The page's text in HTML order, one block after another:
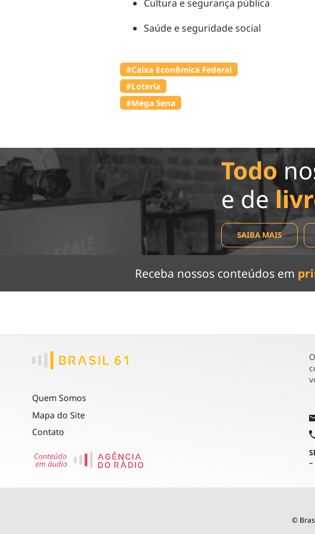
Cultura e segurança pública
Saúde e seguridade social
#Caixa Econômica Federal
#Loteria
#Mega Sena
Todo
e de
SAIBA MAIS
Receba nossos conteúdos em
Quem Somos
Mapa do Site
Contato
O
–
©